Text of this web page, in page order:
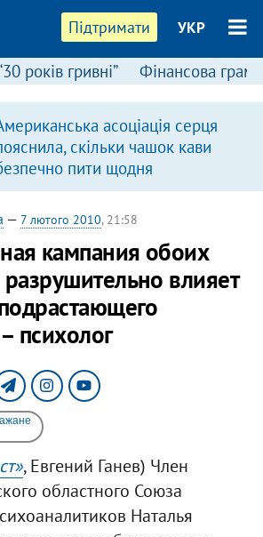
Підтримати УКР
років гривні” Фінансова
асоціація серця
скільки чашок кави
пити щодня
— 7 лютого 2010, 21:58
кампания обоих
влияет
психолог
, Евгений Ганев) Член
областного Союза
Наталья